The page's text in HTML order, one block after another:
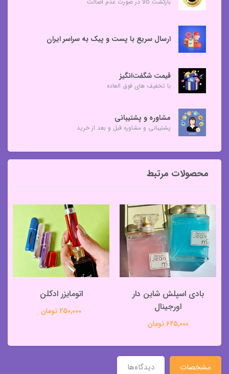
ارسال سریع با پست و پیک به سراسر ایران
قیمت شگفت‌انگیز
با تخفیف های فوق العاده
مشاوره و پشتیبانی
پشتیبانی و مشاوره قبل و بعد از خرید
محصولات مرتبط
بادی اسپلش شاین دار
اورجینال
625,000 تومان
اتومایزر ادکلن
250,000 تومان
مشخصات دیدگاه‌ها